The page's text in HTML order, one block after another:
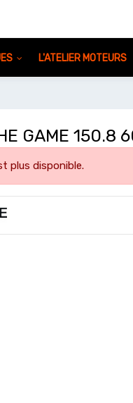
L'ATELIER MOTEURS
GAME 150.8
plus disponible.